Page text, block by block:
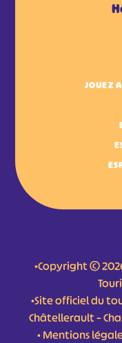
JOUEZ
•Copyright ©
•Site officiel du
Châtellerault –
•Mentions